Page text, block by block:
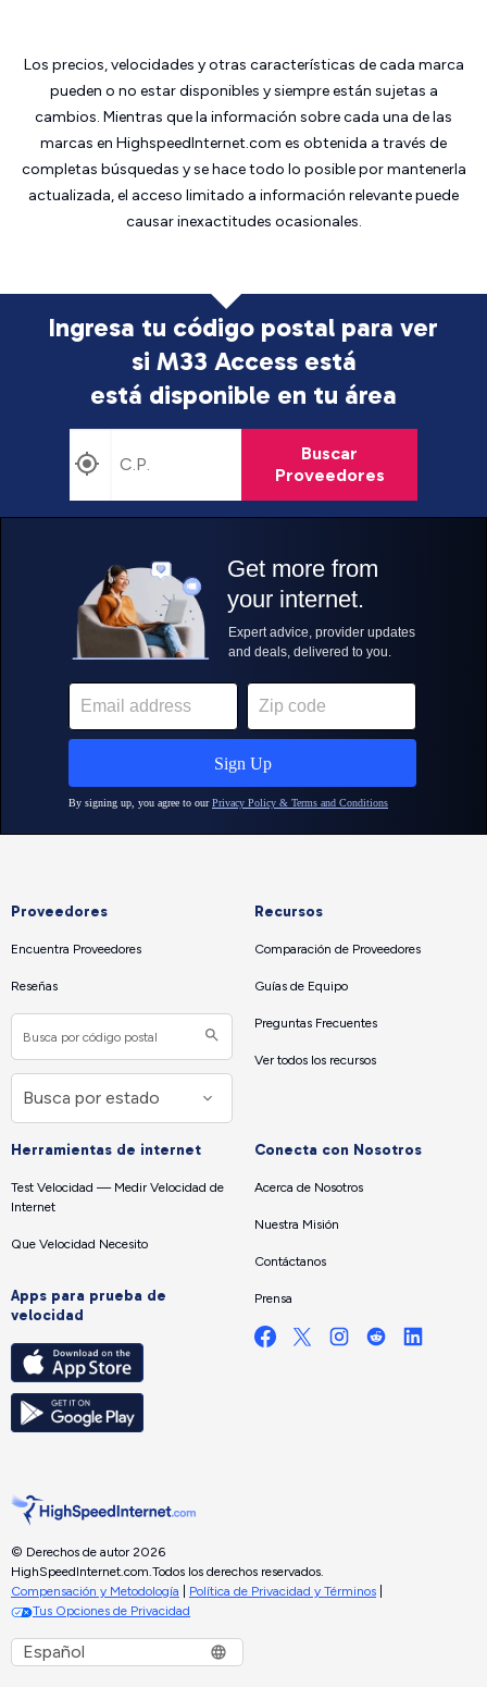
Los precios, velocidades y otras características de cada marca
pueden o no estar disponibles y siempre están sujetas a
cambios. Mientras que la información sobre cada una de las
marcas en HighspeedInternet.com es obtenida a través de
completas búsquedas y se hace todo lo posible por mantenerla
actualizada, el acceso limitado a información relevante puede
causar inexactitudes ocasionales.
Ingresa tu código postal para ver
si M33 Access está
está disponible en tu área
Buscar
Proveedores
Proveedores
Encuentra Proveedores
Reseñas
Recursos
Comparación de Proveedores
Guías de Equipo
Preguntas Frecuentes
Ver todos los recursos
Herramientas de internet
Test Velocidad — Medir Velocidad de
Internet
Que Velocidad Necesito
Apps para prueba de
velocidad
Conecta con Nosotros
Acerca de Nosotros
Nuestra Misión
Contáctanos
Prensa
© Derechos de autor 2026
HighSpeedInternet.com. Todos los derechos reservados.
Compensación y Metodología
Política de Privacidad y Términos
Tus Opciones de Privacidad